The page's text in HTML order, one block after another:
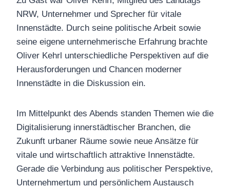
NRW, Unternehmer und Sprecher für vitale
Innenstädte. Durch seine politische Arbeit sowie
seine eigene unternehmerische Erfahrung brachte
Oliver Kehrl unterschiedliche Perspektiven auf die
Herausforderungen und Chancen moderner
Innenstädte in die Diskussion ein.
Im Mittelpunkt des Abends standen Themen wie die
Digitalisierung innerstädtischer Branchen, die
Zukunft urbaner Räume sowie neue Ansätze für
vitale und wirtschaftlich attraktive Innenstädte.
Gerade die Verbindung aus politischer Perspektive,
Unternehmertum und persönlichem Austausch